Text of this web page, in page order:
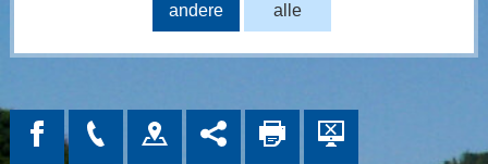
alle
andere